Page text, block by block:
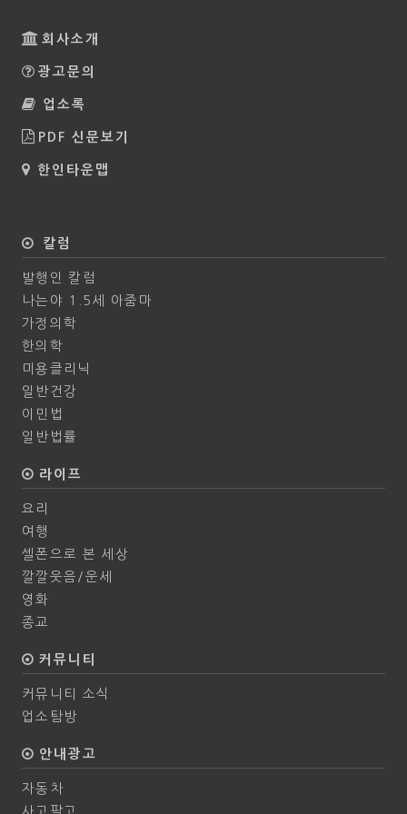
회사소개
광고문의
업소록
PDF 신문보기
한인타운맵
칼럼
발행인 칼럼
나는야 1.5세 아줌마
가정의학
한의학
미용클리닉
일반건강
이민법
일반법률
라이프
요리
여행
셀폰으로 본 세상
깔깔웃음/운세
영화
종교
커뮤니티
커뮤니티 소식
업소탐방
안내광고
자동차
사고팔고